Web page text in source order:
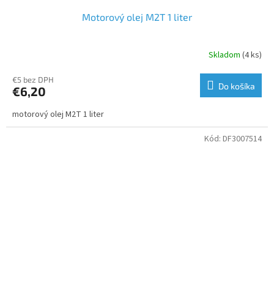
Motorový olej M2T 1 liter
Skladom (4 ks)
€5 bez DPH
€6,20 Do košíka
motorový olej M2T 1 liter
Kód: DF3007514